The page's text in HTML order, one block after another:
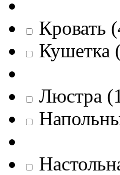
Кровать (
Кушетка
Люстра (